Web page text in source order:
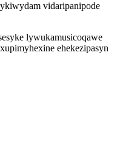
vidaripanipode
lywukamusicoqawe
ehekezipasyn